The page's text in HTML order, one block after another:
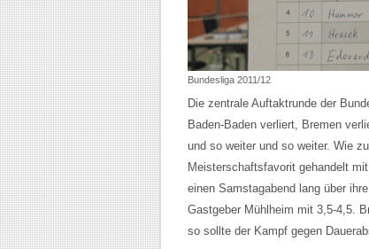
Bundesliga 2011/12
Die zentrale Auftaktrunde der
Baden-Baden verliert, Bremen
und so weiter und so weiter. Wie
Meisterschaftsfavorit gehandelt
einen Samstagabend lang über
Gastgeber Mühlheim mit 3,5-4,5.
so sollte der Kampf gegen